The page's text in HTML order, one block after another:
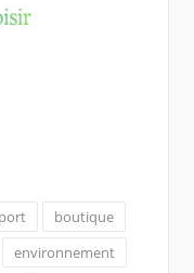
boutique
environnement